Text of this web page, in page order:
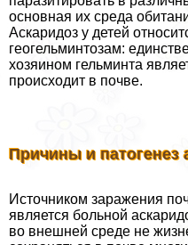
основная их среда
Аскаридоз у детей
геогельминтозам:
хозяином гельминта
происходит в почве.
Причины и патогенез
Источником заражения
является больной
во внешней среде не